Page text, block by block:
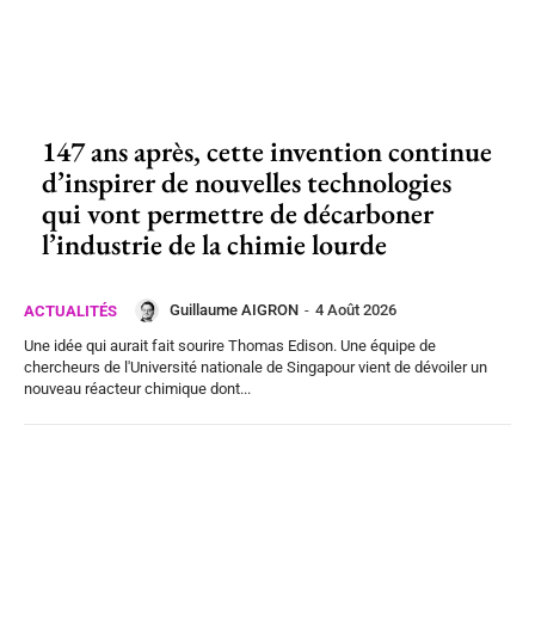
147 ans après, cette invention continue
d’inspirer de nouvelles technologies
qui vont permettre de décarboner
l’industrie de la chimie lourde
ACTUALITÉS Guillaume AIGRON - 4 Août 2026
Une idée qui aurait fait sourire Thomas Edison. Une équipe de
chercheurs de l'Université nationale de Singapour vient de dévoiler un
nouveau réacteur chimique dont...